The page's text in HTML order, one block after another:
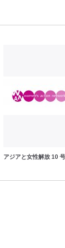
アジアと女性解放 10 号